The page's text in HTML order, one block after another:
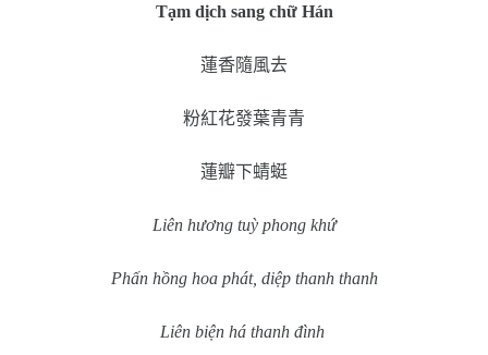
Tạm dịch sang chữ Hán
蓮香隨風去
粉紅花發葉青青
蓮瓣下蜻蜓
Liên hương tuỳ phong khứ
Phấn hồng hoa phát, diệp thanh thanh
Liên biện há thanh đình